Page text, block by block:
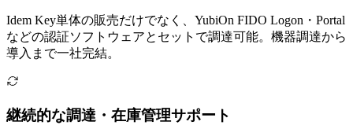
Idem Key単体の販売だけでなく、YubiOn FIDO Logon・Portal
などの認証ソフトウェアとセットで調達可能。機器調達から
導入まで一社完結。
継続的な調達・在庫管理サポート